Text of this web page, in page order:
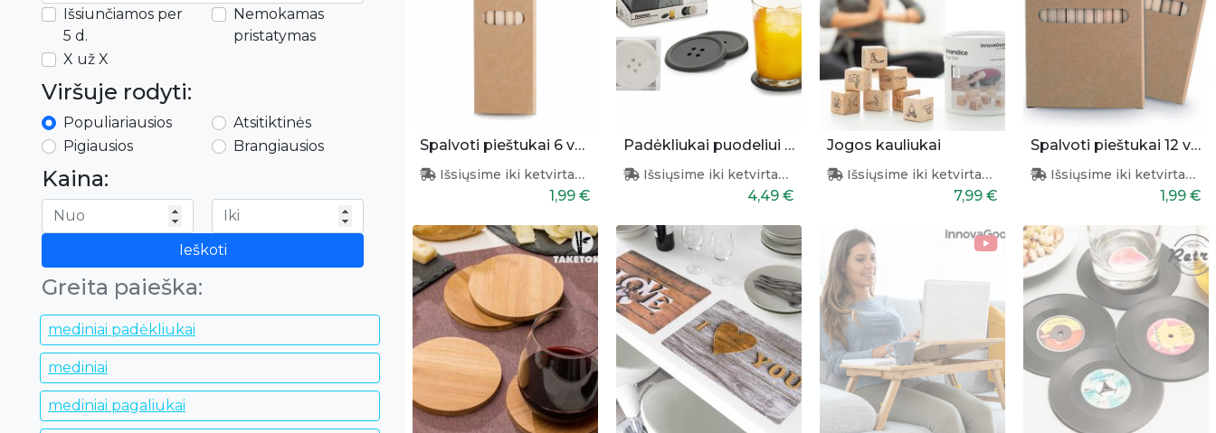
Išsiunčiamos per
5 d.
Nemokamas
pristatymas
X už X
Viršuje rodyti:
Populiariausios
Atsitiktinės
Pigiausios
Brangiausios
Kaina:
Ieškoti
Greita paieška:
mediniai padėkliukai
mediniai
mediniai pagaliukai
Spalvoti pieštukai 6 vnt.
Išsiųsime iki ketvirtadienio
1,99 €
Padėkliukai puodeliui - sagutės
Išsiųsime iki ketvirtadienio
4,49 €
Jogos kauliukai
Išsiųsime iki ketvirtadienio
7,99 €
Spalvoti pieštukai 12 vnt. 9cm
Išsiųsime iki ketvirtadienio
1,99 €